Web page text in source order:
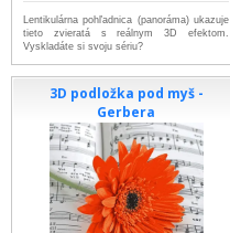
Lentikulárna pohľadnica (panoráma) ukazuje
tieto zvieratá s reálnym 3D efektom.
Vyskladáte si svoju sériu?
3D podložka pod myš -
Gerbera